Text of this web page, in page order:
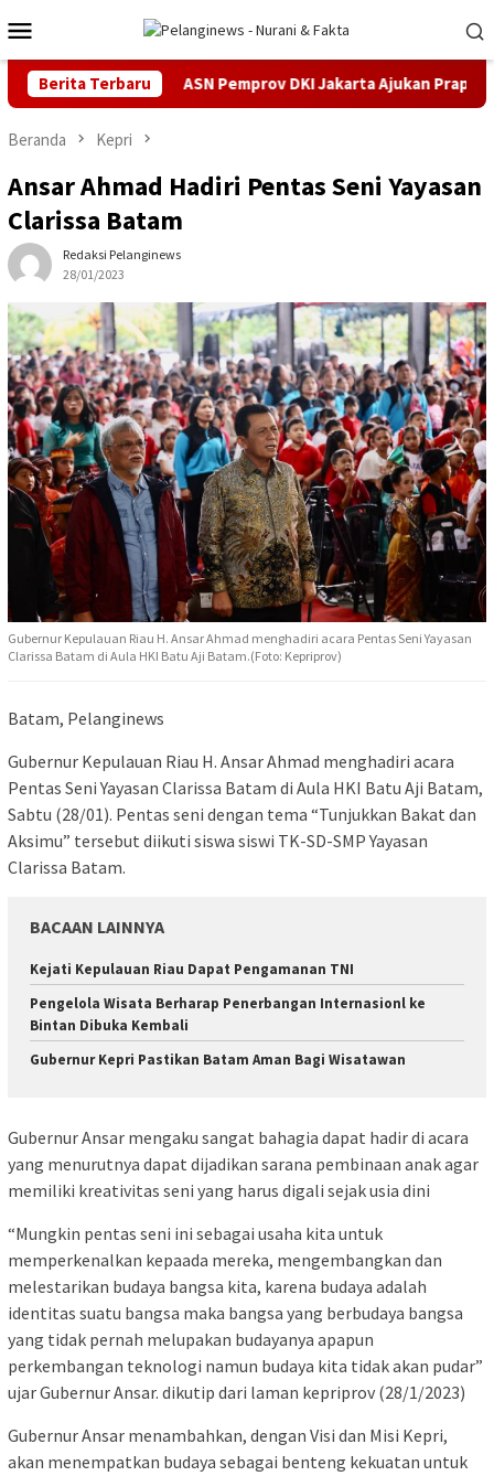
ke
kontenMobile
Berita Terbaru
Cukai ASN Pemprov DKI Jakarta Ajukan Praperadilan
Beranda Kepri
Ansar Ahmad Hadiri Pentas Seni Yayasan
Clarissa Batam
Redaksi Pelanginews
28/01/2023
Gubernur Kepulauan Riau H. Ansar Ahmad menghadiri acara Pentas Seni Yayasan
Clarissa Batam di Aula HKI Batu Aji Batam.(Foto: Kepriprov)
Batam, Pelanginews
Gubernur Kepulauan Riau H. Ansar Ahmad menghadiri acara
Pentas Seni Yayasan Clarissa Batam di Aula HKI Batu Aji Batam,
Sabtu (28/01). Pentas seni dengan tema “Tunjukkan Bakat dan
Aksimu” tersebut diikuti siswa siswi TK-SD-SMP Yayasan
Clarissa Batam.
BACAAN LAINNYA
Kejati Kepulauan Riau Dapat Pengamanan TNI
Pengelola Wisata Berharap Penerbangan Internasionl ke
Bintan Dibuka Kembali
Gubernur Kepri Pastikan Batam Aman Bagi Wisatawan
Gubernur Ansar mengaku sangat bahagia dapat hadir di acara
yang menurutnya dapat dijadikan sarana pembinaan anak agar
memiliki kreativitas seni yang harus digali sejak usia dini
“Mungkin pentas seni ini sebagai usaha kita untuk
memperkenalkan kepaada mereka, mengembangkan dan
melestarikan budaya bangsa kita, karena budaya adalah
identitas suatu bangsa maka bangsa yang berbudaya bangsa
yang tidak pernah melupakan budayanya apapun
perkembangan teknologi namun budaya kita tidak akan pudar”
ujar Gubernur Ansar. dikutip dari laman kepriprov (28/1/2023)
Gubernur Ansar menambahkan, dengan Visi dan Misi Kepri,
akan menempatkan budaya sebagai benteng kekuatan untuk